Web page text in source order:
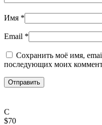
Имя *
Email *
Сохранить моё имя,
последующих моих
C
$70